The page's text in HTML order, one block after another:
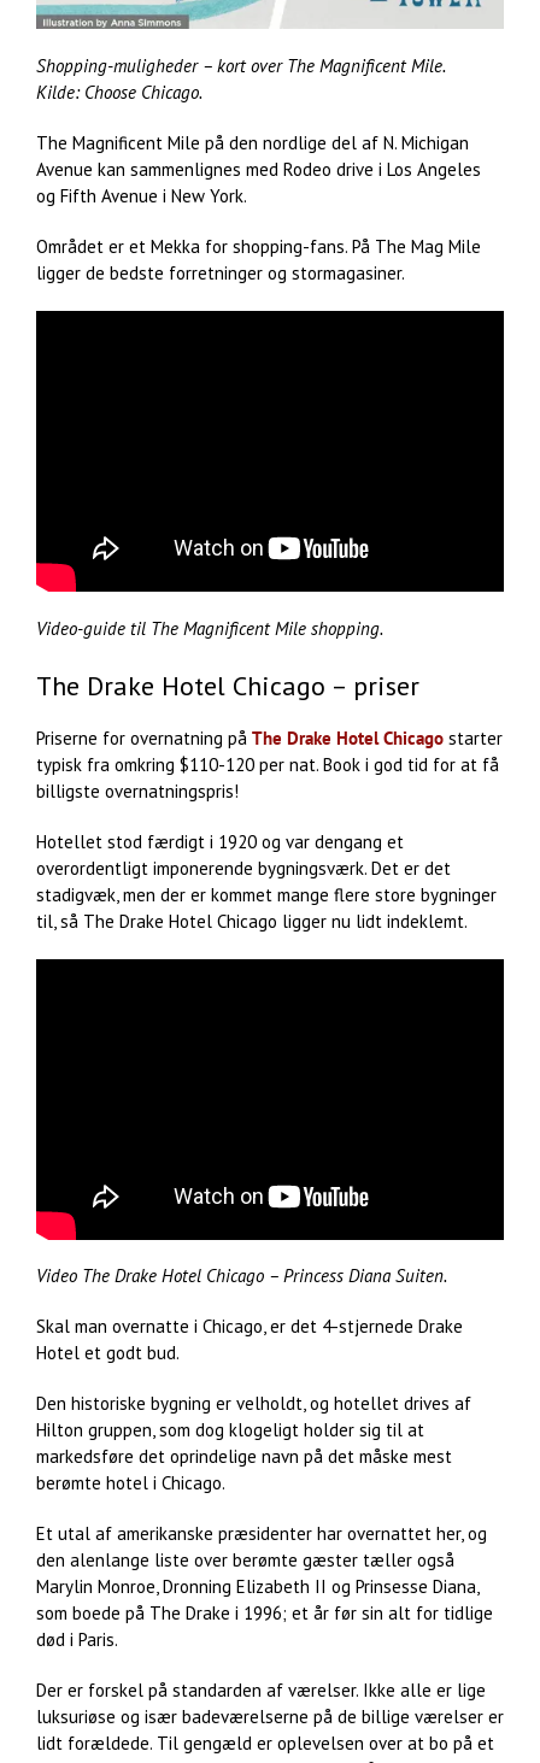
Shopping-muligheder – kort over The Magnificent Mile.
Kilde: Choose Chicago.
The Magnificent Mile på den nordlige del af N. Michigan
Avenue kan sammenlignes med Rodeo drive i Los Angeles
og Fifth Avenue i New York.
Området er et Mekka for shopping-fans. På The Mag Mile
ligger de bedste forretninger og stormagasiner.
Video-guide til The Magnificent Mile shopping.
The Drake Hotel Chicago – priser
Priserne for overnatning på The Drake Hotel Chicago starter
typisk fra omkring $110-120 per nat. Book i god tid for at få
billigste overnatningspris!
Hotellet stod færdigt i 1920 og var dengang et
overordentligt imponerende bygningsværk. Det er det
stadigvæk, men der er kommet mange flere store bygninger
til, så The Drake Hotel Chicago ligger nu lidt indeklemt.
Video The Drake Hotel Chicago – Princess Diana Suiten.
Skal man overnatte i Chicago, er det 4-stjernede Drake
Hotel et godt bud.
Den historiske bygning er velholdt, og hotellet drives af
Hilton gruppen, som dog klogeligt holder sig til at
markedsføre det oprindelige navn på det måske mest
berømte hotel i Chicago.
Et utal af amerikanske præsidenter har overnattet her, og
den alenlange liste over berømte gæster tæller også
Marylin Monroe, Dronning Elizabeth II og Prinsesse Diana,
som boede på The Drake i 1996; et år før sin alt for tidlige
død i Paris.
Der er forskel på standarden af værelser. Ikke alle er lige
luksuriøse og især badeværelserne på de billige værelser er
lidt forældede. Til gengæld er oplevelsen over at bo på et